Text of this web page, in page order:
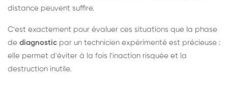
distance peuvent suffire.
C'est exactement pour évaluer ces situations que la phase
de diagnostic par un technicien expérimenté est précieuse :
elle permet d'éviter à la fois l'inaction risquée et la
destruction inutile.